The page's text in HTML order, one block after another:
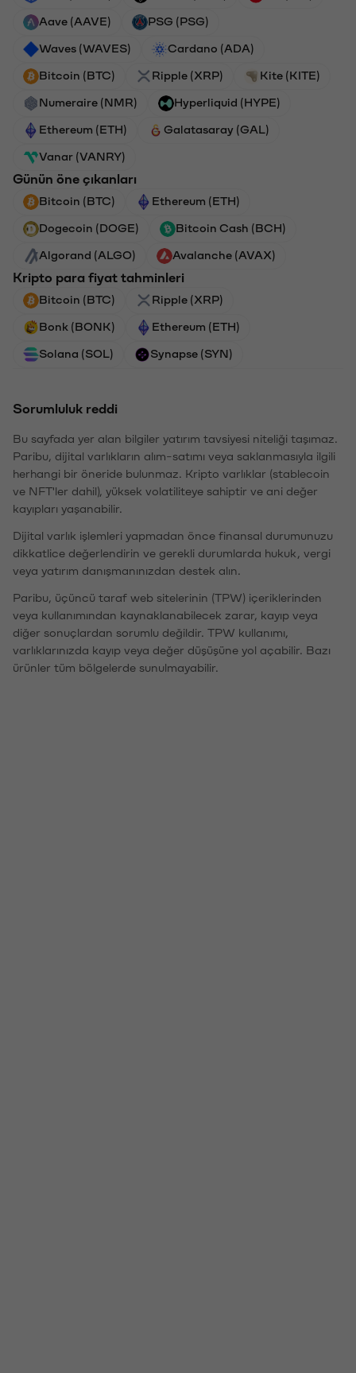
Aave (AAVE) PSG (PSG)
Waves (WAVES) Cardano (ADA)
Bitcoin (BTC) Ripple (XRP) Kite (KITE)
Numeraire (NMR) Hyperliquid (HYPE)
Ethereum (ETH) Galatasaray (GAL)
Vanar (VANRY)
Günün öne çıkanları
Bitcoin (BTC) Ethereum (ETH)
Dogecoin (DOGE) Bitcoin Cash (BCH)
Algorand (ALGO) Avalanche (AVAX)
Kripto para fiyat tahminleri
Bitcoin (BTC) Ripple (XRP)
Bonk (BONK) Ethereum (ETH)
Solana (SOL) Synapse (SYN)
Sorumluluk reddi
Bu sayfada yer alan bilgiler yatırım tavsiyesi niteliği taşımaz.
Paribu, dijital varlıkların alım-satımı veya saklanmasıyla ilgili
herhangi bir öneride bulunmaz. Kripto varlıklar (stablecoin
ve NFT'ler dahil), yüksek volatiliteye sahiptir ve ani değer
kayıpları yaşanabilir.
Dijital varlık işlemleri yapmadan önce finansal durumunuzu
dikkatlice değerlendirin ve gerekli durumlarda hukuk, vergi
veya yatırım danışmanınızdan destek alın.
Paribu, üçüncü taraf web sitelerinin (TPW) içeriklerinden
veya kullanımından kaynaklanabilecek zarar, kayıp veya
diğer sonuçlardan sorumlu değildir. TPW kullanımı,
varlıklarınızda kayıp veya değer düşüşüne yol açabilir. Bazı
ürünler tüm bölgelerde sunulmayabilir.